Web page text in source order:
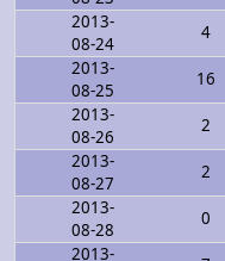
2013-
08-24
4
2013-
08-25
16
2013-
08-26
2
2013-
08-27
2
2013-
08-28
0
2013-